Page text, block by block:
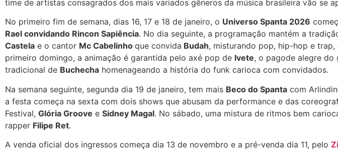
time de artistas consagrados dos mais variados gêneros da música brasileira vão se
No primeiro fim de semana, dias 16, 17 e 18 de janeiro, o Universo Spanta 2026
Rael convidando Rincon Sapiência. No dia seguinte, a programação mantém a
Castela e o cantor Mc Cabelinho que convida Budah, misturando pop, hip-hop e
primeiro domingo, a animação é garantida pelo axé pop de Ivete, o pagode alegre do
tradicional de Buchecha homenageando a história do funk carioca com convidados.
Na semana seguinte, segunda dia 19 de janeiro, tem mais Beco do Spanta com
a festa começa na sexta com dois shows que abusam da performance e das
Festival, Glória Groove e Sidney Magal. No sábado, uma mistura de ritmos bem
rapper Filipe Ret.
A venda oficial dos ingressos começa dia 13 de novembro e a pré-venda dia 11, pelo